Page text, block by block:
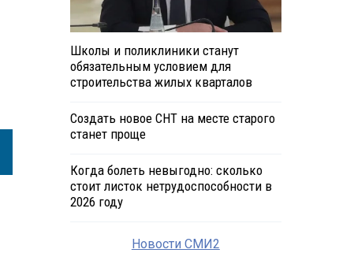
Школы и поликлиники станут
обязательным условием для
строительства жилых кварталов
Создать новое СНТ на месте старого
станет проще
Когда болеть невыгодно: сколько
стоит листок нетрудоспособности в
2026 году
Новости СМИ2